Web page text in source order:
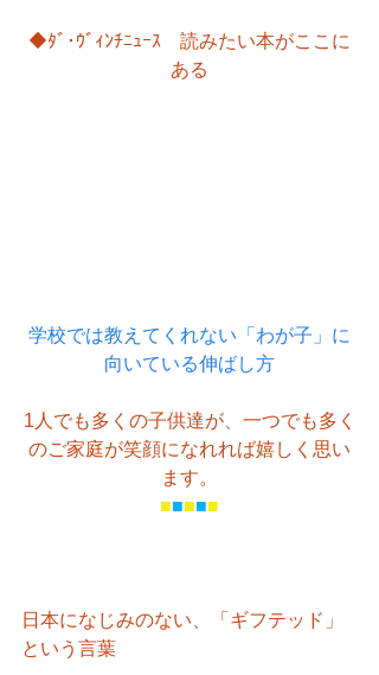
◆ﾀﾞ･ｳﾞｨﾝﾁﾆｭｰｽ　読みたい本がここに
ある
学校では教えてくれない「わが子」に
向いている伸ばし方
1人でも多くの子供達が、一つでも多く
のご家庭が笑顔になれれば嬉しく思い
ます。
■■■■■
日本になじみのない、「ギフテッド」
という言葉